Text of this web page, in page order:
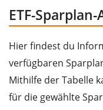
ETF-
Hier findest du
verfügbaren
Mithilfe der Tabelle
für die gewählte